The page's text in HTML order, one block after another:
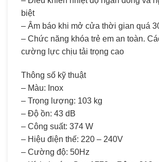
biệt
– Âm báo khi mở cửa thời gian quá
– Chức năng khóa trẻ em an toàn.
cường lực chịu tải trọng cao
Thông số kỹ thuật
– Màu: Inox
– Trọng lượng: 103 kg
– Độ ồn: 43 dB
– Công suất: 374 W
– Hiệu điện thế: 220 – 240V
– Cường độ: 50Hz